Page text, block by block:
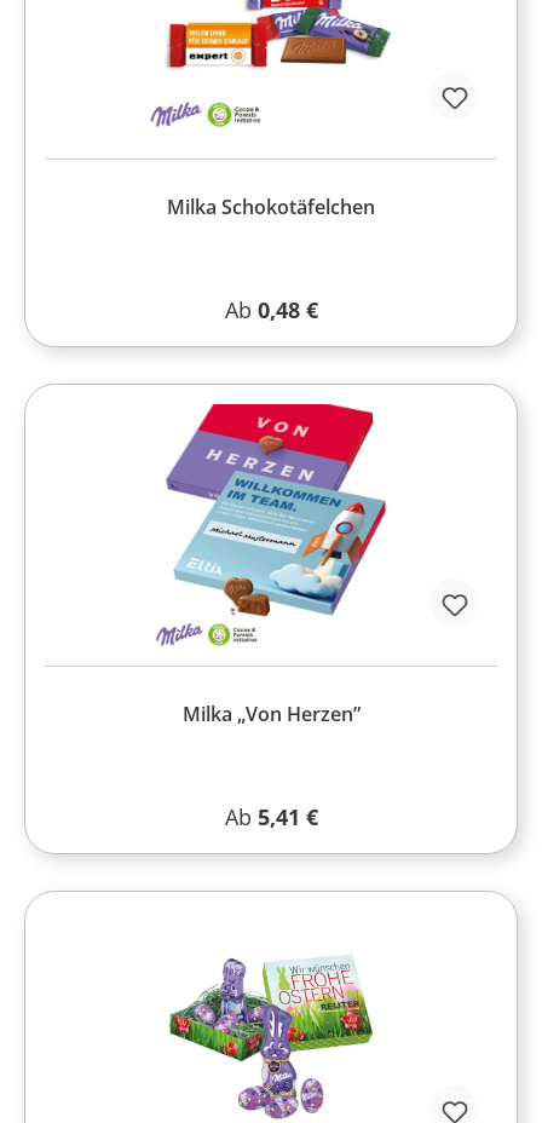
Milka Schokotäfelchen
Regulärer Preis:
Ab 0,48 €
Milka „Von Herzen”
Regulärer Preis:
Ab 5,41 €